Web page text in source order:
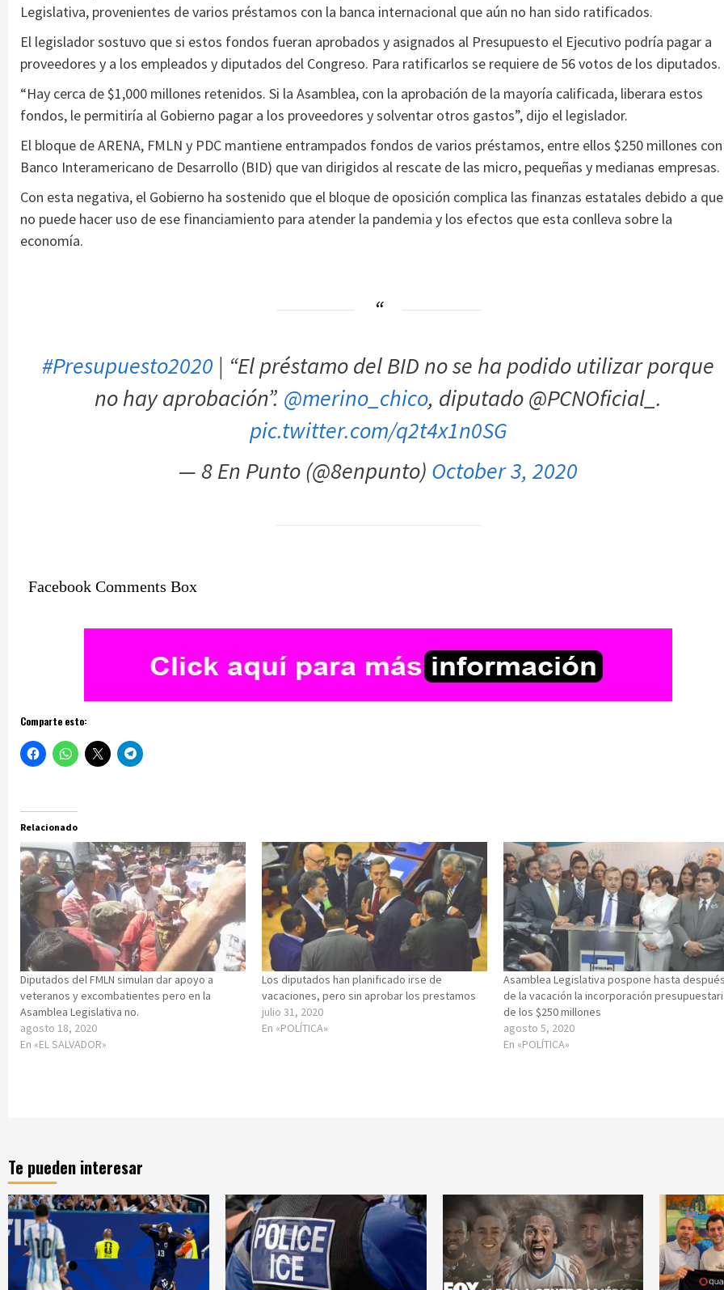
Legislativa, provenientes de varios préstamos con la banca internacional que aún no han sido ratificados.
El legislador sostuvo que si estos fondos fueran aprobados y asignados al Presupuesto el Ejecutivo podría pagar a
proveedores y a los empleados y diputados del Congreso. Para ratificarlos se requiere de 56 votos de los diputados.
“Hay cerca de $1,000 millones retenidos. Si la Asamblea, con la aprobación de la mayoría calificada, liberara estos
fondos, le permitiría al Gobierno pagar a los proveedores y solventar otros gastos”, dijo el legislador.
El bloque de ARENA, FMLN y PDC mantiene entrampados fondos de varios préstamos, entre ellos $250 millones
Banco Interamericano de Desarrollo (BID) que van dirigidos al rescate de las micro, pequeñas y medianas empresas.
Con esta negativa, el Gobierno ha sostenido que el bloque de oposición complica las finanzas estatales debido a que
no puede hacer uso de ese financiamiento para atender la pandemia y los efectos que esta conlleva sobre la
economía.
#Presupuesto2020 | “El préstamo del BID no se ha podido utilizar porque
no hay aprobación”. @merino_chico, diputado @PCNOficial_.
pic.twitter.com/q2t4x1n0SG
— 8 En Punto (@8enpunto) October 3, 2020
Facebook Comments Box
Comparte esto:
Relacionado
Diputados del FMLN simulan dar apoyo a
veteranos y excombatientes pero en la
Asamblea Legislativa no.
agosto 18, 2020
En «EL SALVADOR»
Los diputados han planificado irse de
vacaciones, pero sin aprobar los prestamos
julio 31, 2020
En «POLÍTICA»
Asamblea Legislativa pospone hasta
de la vacación la incorporación
de los $250 millones
agosto 5, 2020
En «POLÍTICA»
Te pueden interesar